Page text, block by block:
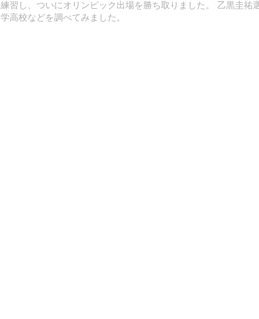
練習し、ついにオリンピック出場を勝ち取りました。 乙黒圭祐
学高校などを調べてみました。